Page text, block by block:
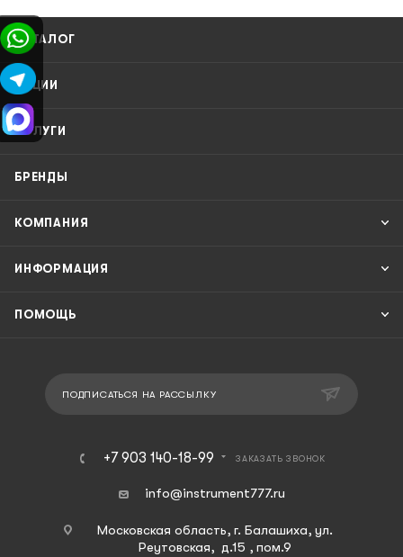
КАТАЛОГ
АКЦИИ
УСЛУГИ
БРЕНДЫ
КОМПАНИЯ
ИНФОРМАЦИЯ
ПОМОЩЬ
ПОДПИСАТЬСЯ НА РАССЫЛКУ
+7 903 140-18-99 ЗАКАЗАТЬ ЗВОНОК
info@instrument777.ru
Московская область, г. Балашиха, ул.
Реутовская, д.15 , пом.9